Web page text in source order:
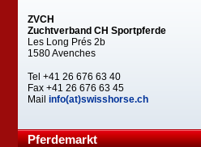
ZVCH
Zuchtverband CH Sportpferde
Les Long Prés 2b
1580 Avenches
Tel +41 26 676 63 40
Fax +41 26 676 63 45
Mailinfo(at)swisshorse.ch
Pferdemarkt